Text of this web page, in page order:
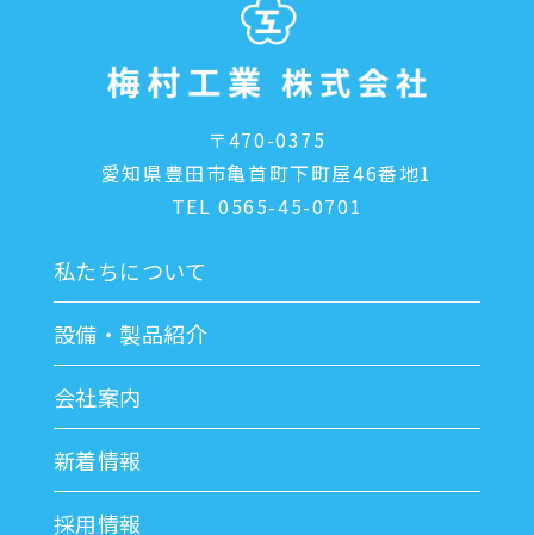
〒470-0375
愛知県豊田市亀首町下町屋46番地1
TEL 0565-45-0701
私たちについて
設備・製品紹介
会社案内
新着情報
採用情報